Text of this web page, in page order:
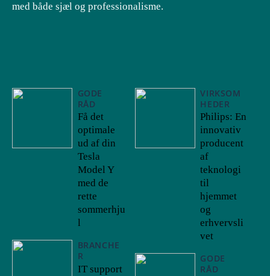
med både sjæl og professionalisme.
GODE
RÅD
Få det
optimale
ud af din
Tesla
Model Y
med de
rette
sommerhju
l
BRANCHE
R
IT support
VIRKSOM
HEDER
Philips: En
innovativ
producent
af
teknologi
til
hjemmet
og
erhvervsli
vet
GODE
RÅD